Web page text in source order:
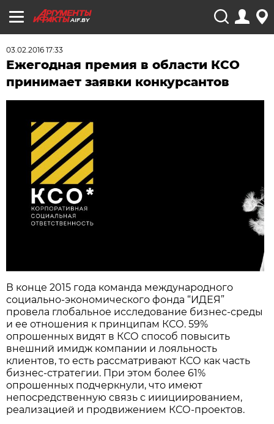
AIF.BY
03.02.2016 17:33
Ежегодная премия в области КСО
принимает заявки конкурсантов
В конце 2015 года команда международного
социально-экономического фонда “ИДЕЯ”
провела глобальное исследование бизнес-среды
и ее отношения к принципам КСО. 59%
опрошенных видят в КСО способ повысить
внешний имидж компании и лояльность
клиентов, то есть рассматривают КСО как часть
бизнес-стратегии. При этом более 61%
опрошенных подчеркнули, что имеют
непосредственную связь с ииициированием,
реализацией и продвижением КСО-проектов.